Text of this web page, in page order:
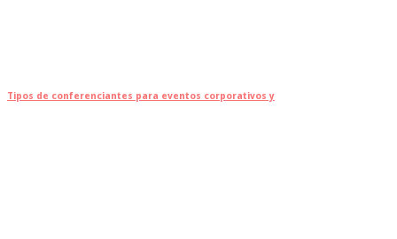
Tipos de conferenciantes para eventos corporativos y